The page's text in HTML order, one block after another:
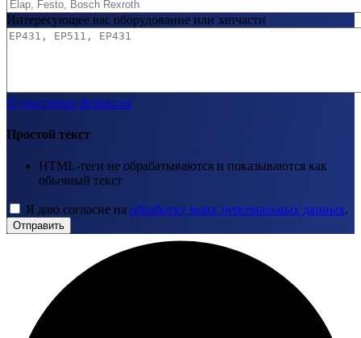
Интересующее вас оборудование или запчасти
О текстовых форматах
Простой текст
HTML-теги не обрабатываются и показываются как
обычный текст
Я даю согласие на обработку моих персональных данных.
Отправить